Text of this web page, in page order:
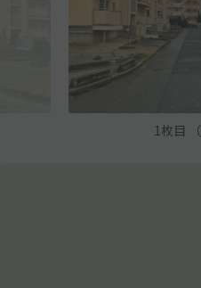
1 枚目 （